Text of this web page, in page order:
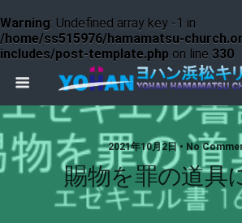
Warning: Undefined array key -1 in
/home/ss515976/hamamatsu-
includes/post-template.php on line 330
2021年10月2日 • No
賜物を罪の道具